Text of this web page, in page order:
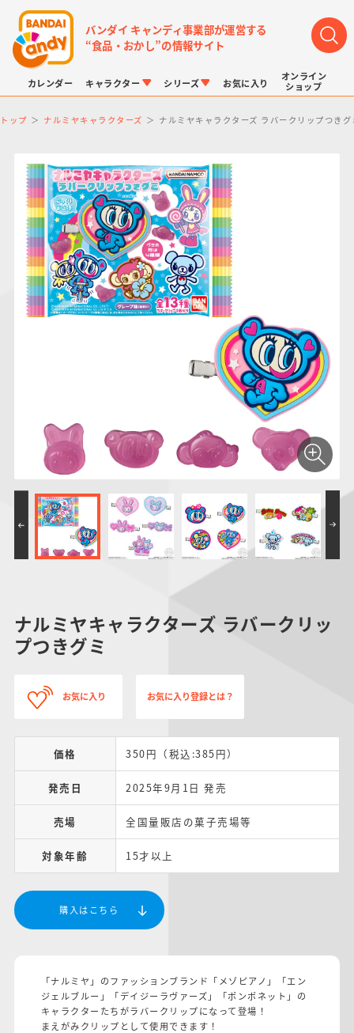
バンダイ キャンディ事業部が運営する
“食品・おかし”の情報サイト
カレンダー キャラクター
LINK TRAVELERS
PROJECT R.E.D.・
スーパー戦隊シリー
ズ
プリキュアシリーズ
ガンダムシリーズ
ポケットモンスター
アンパンマン
サンリオキャラクタ
ーズ
たまご
シリーズ
チョコボックス
つりグミ
チョコサプ
にふぉるめーしょん
＆スクエアシール
SMPシリーズ
ポケモンスケールワ
ールド
キャラデコ
お気に入り
オンライン
ショップ
トップ ナルミヤキャラクターズ ナルミヤキャラクターズ ラバークリップつきグ
ナルミヤキャラクターズ ラバークリッ
プつきグミ
お気に入り お気に入り登録とは？
価格 350円（税込:385円）
発売日 2025年9月1日 発売
売場 全国量販店の菓子売場等
対象年齢 15才以上
購入はこちら
「ナルミヤ」のファッションブランド「メゾピアノ」「エン
ジェルブルー」「デイジーラヴァーズ」「ポンポネット」の
キャラクターたちがラバークリップになって登場！
まえがみクリップとして使用できます！